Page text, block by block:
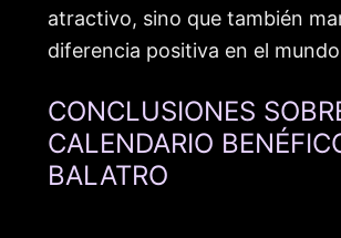
atractivo, sino que también
diferencia positiva en el
CONCLUSIONES
CALENDARIO
BALATRO